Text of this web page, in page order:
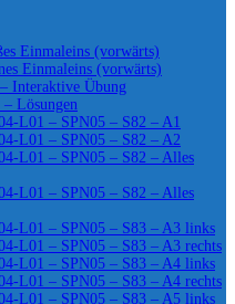
Einmaleins (vorwärts)
Einmaleins (vorwärts)
Interaktive Übung
Lösungen
L01 – SPN05 – S82 – A1
L01 – SPN05 – S82 – A2
L01 – SPN05 – S82 – Alles
L01 – SPN05 – S82 – Alles
L01 – SPN05 – S83 – A3 links
L01 – SPN05 – S83 – A3 rechts
L01 – SPN05 – S83 – A4 links
L01 – SPN05 – S83 – A4 rechts
L01 – SPN05 – S83 – A5 links